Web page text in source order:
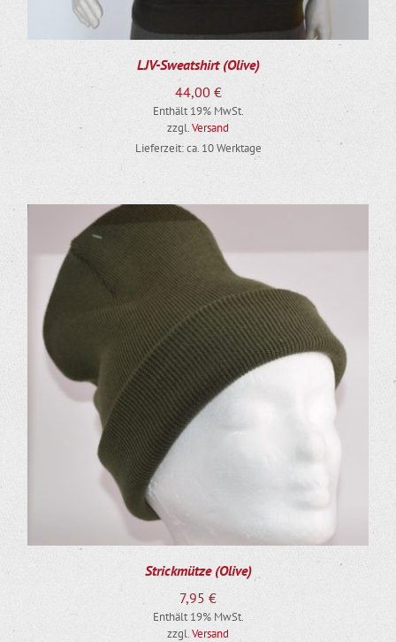
LJV-Sweatshirt (Olive)
44,00 €
Enthält 19% MwSt.
zzgl.Versand
Lieferzeit: ca. 10 Werktage
Strickmütze (Olive)
7,95€
Enthält 19% MwSt.
zzgl.Versand